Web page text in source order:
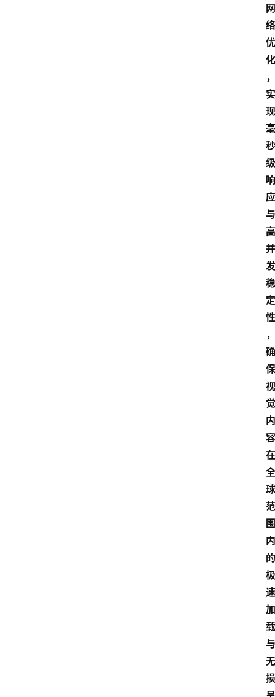
网
络
优
化
，
实
现
毫
秒
级
响
应
与
高
并
发
稳
定
性
，
确
保
视
觉
内
容
在
全
球
范
围
内
的
极
速
加
载
与
无
损